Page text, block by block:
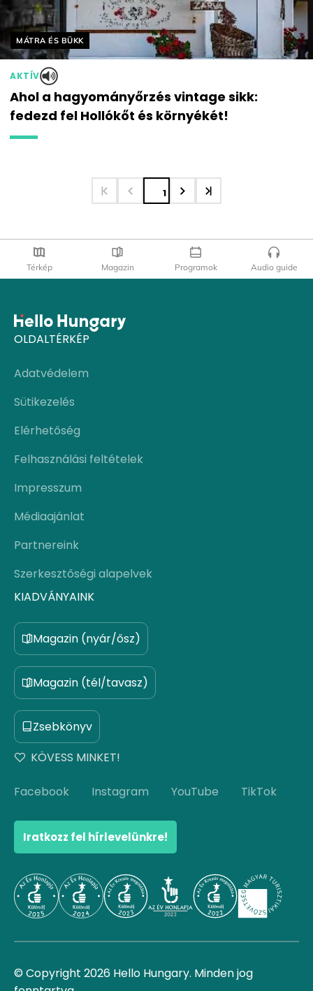
Helyszín címkék:
MÁTRA ÉS BÜKK
AKTÍV
Ahol a hagyományőrzés vintage sikk:
fedezd fel Hollókőt és környékét!
1
Térkép Magazin Programok Audio guide
OLDALTÉRKÉP
Adatvédelem
Sütikezelés
Elérhetőség
Felhasználási feltételek
Impresszum
Médiaajánlat
Partnereink
Szerkesztőségi alapelvek
KIADVÁNYAINK
Magazin (nyár/ősz)
Magazin (tél/tavasz)
Zsebkönyv
KÖVESS MINKET!
Facebook Instagram YouTube TikTok
Iratkozz fel hírlevelünkre!
© Copyright 2026 Hello Hungary. Minden jog